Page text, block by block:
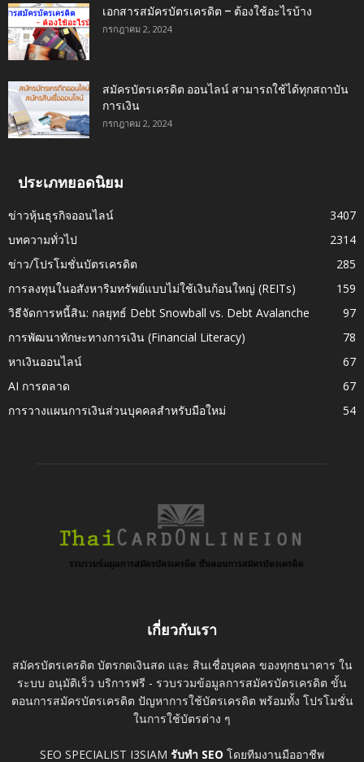
เอกสารสมัครบัตรเครดิต – ต้องใช้อะไรบ้าง
กรกฎาคม 2, 2024
สมัครบัตรเครดิต ออนไลน์ สามารถใช้ได้ทุกสถาบัน
การเงิน
กรกฎาคม 2, 2024
ประเภทยอดนิยม
ข่าวหุ้นธุรกิจออนไลน์
3407
บทความทั่วไป
2314
ข่าว/โปรโมชั่นบัตรเครดิต
285
การลงทุนในอสังหาริมทรัพย์แบบไม่ใช้เงินก้อนใหญ่ (REITs)
159
วิธีจัดการหนี้สิน: กลยุทธ์ Debt Snowball vs. Debt Avalanche
97
การพัฒนาทักษะทางการเงิน (Financial Literacy)
78
หาเงินออนไลน์
67
AI การตลาด
67
การวางแผนการเงินส่วนบุคคลสำหรับมือใหม่
54
เกี่ยวกับเรา
สมัครบัตรเครดิต บัตรกดเงินสด และ สินเชื่อบุคคล ของทุกธนาคาร ใน
ระบบ อนุมัติเร็ว บริการฟรี - รวบรวมข้อมูลการสมัครบัตรเครดิต ขั้น
ตอนการสมัครบัตรเครดิต ปัญหาการใช้บัตรเครดิต พร้อมทั้ง โปรโมชั่น
ในการใช้บัตรต่าง ๆ
SEO SPECIALIST I3SIAM รับทำ SEO โดยทีมงานมืออาชีพ